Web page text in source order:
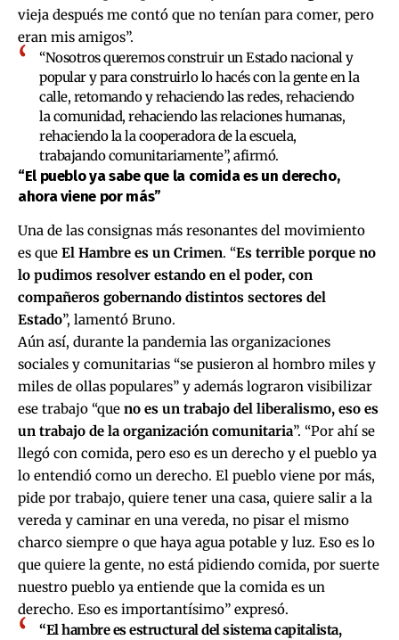
vieja después me contó que no tenían para comer, pero
eran mis amigos”.
“Nosotros queremos construir un Estado nacional y
popular y para construirlo lo hacés con la gente en la
calle, retomando y rehaciendo las redes, rehaciendo
la comunidad, rehaciendo las relaciones humanas,
rehaciendo la la cooperadora de la escuela,
trabajando comunitariamente”, afirmó.
“El pueblo ya sabe que la comida es un derecho,
ahora viene por más”
Una de las consignas más resonantes del movimiento
es que El Hambre es un Crimen. “Es terrible porque no
lo pudimos resolver estando en el poder, con
compañeros gobernando distintos sectores del
Estado”, lamentó Bruno.
Aún así, durante la pandemia las organizaciones
sociales y comunitarias “se pusieron al hombro miles y
miles de ollas populares” y además lograron visibilizar
ese trabajo “que no es un trabajo del liberalismo, eso es
un trabajo de la organización comunitaria”. “Por ahí se
llegó con comida, pero eso es un derecho y el pueblo ya
lo entendió como un derecho. El pueblo viene por más,
pide por trabajo, quiere tener una casa, quiere salir a la
vereda y caminar en una vereda, no pisar el mismo
charco siempre o que haya agua potable y luz. Eso es lo
que quiere la gente, no está pidiendo comida, por suerte
nuestro pueblo ya entiende que la comida es un
derecho. Eso es importantísimo” expresó.
“El hambre es estructural del sistema capitalista,